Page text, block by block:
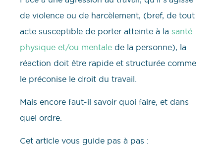
de violence ou de harcèlement, (bref, de tout
acte susceptible de porter atteinte à la santé
physique et/ou mentale de la personne), la
réaction doit être rapide et structurée comme
le préconise le droit du travail.
Mais encore faut-il savoir quoi faire, et dans
quel ordre.
Cet article vous guide pas à pas :